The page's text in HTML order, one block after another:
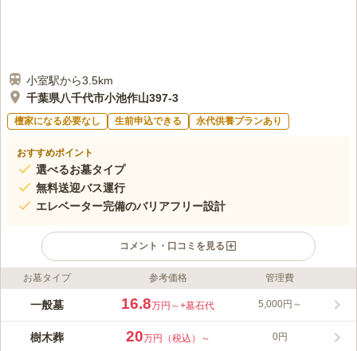
小室駅から3.5km
千葉県八千代市小池作山397-3
檀家になる必要なし 生前申込できる 永代供養プランあり
おすすめポイント
選べるお墓タイプ
無料送迎バス運行
エレベーター完備のバリアフリー設計
コメント・口コミを見る
ライフドット編集部のコメント
大変見晴らしの良い立地の社の郷霊園。千葉県最大級の霊園で開
じながらお参りすることができる環境です。法要の執り行いや大
型駐車場の完備など、利用のしやすさにおいても充実している霊
お墓タイプ 参考価格 管理費
一般墓 16.8万円～+墓石代 5,000円～
樹木葬 20万円（税込）～ 0円